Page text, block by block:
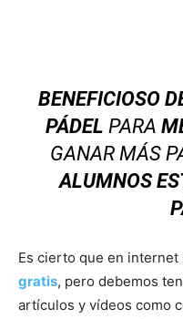
BENEFICIOSO
PÁDEL PARA
GANAR MÁS
ALUMNOS
Es cierto que en internet
gratis, pero debemos
artículos y vídeos como